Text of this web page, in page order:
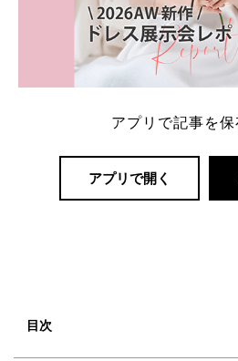
アプリで記事を
アプリで開く
目次